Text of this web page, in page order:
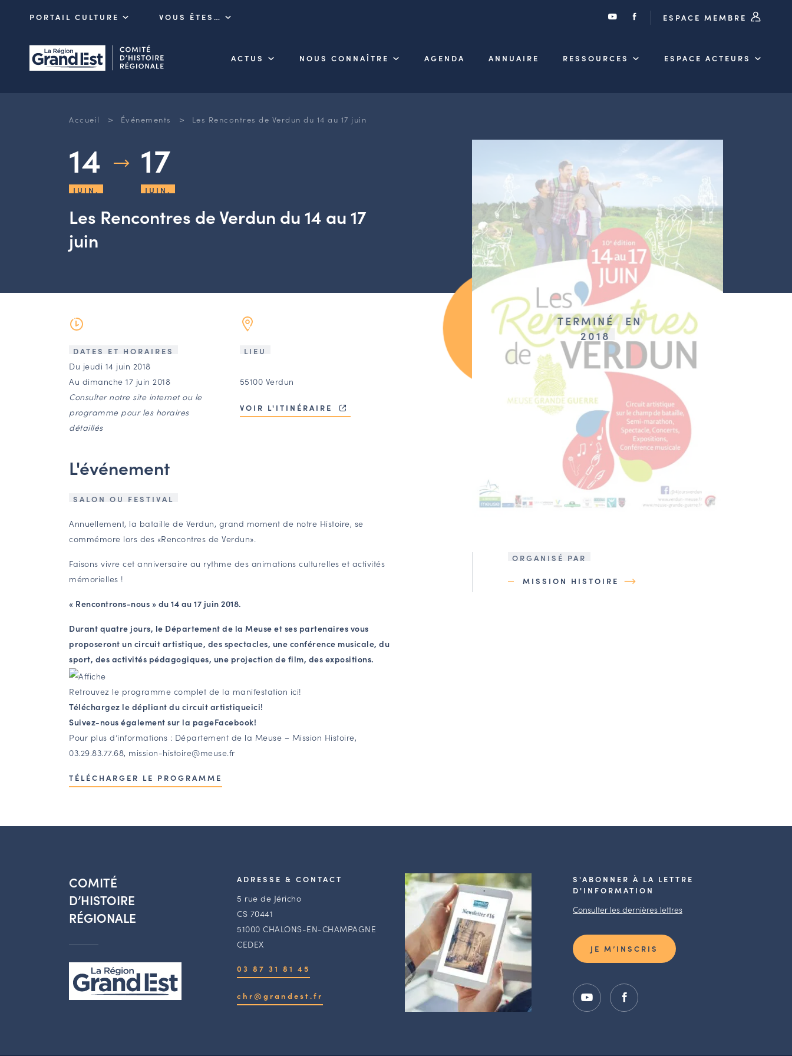
PORTAIL CULTURE VOUS ÊTES… ESPACE MEMBRE
ACTUS NOUS CONNAÎTRE AGENDA ANNUAIRE RESSOURCES ESPACE ACTEURS
Accueil > Événements > Les Rencontres de Verdun du 14 au 17 juin
14
JUIN.
17
JUIN.
Les Rencontres de Verdun du 14 au 17
juin
DATES ET HORAIRES
Du jeudi 14 juin 2018
Au dimanche 17 juin 2018
Consulter notre site internet ou le
programme pour les horaires
détaillés
LIEU
55100 Verdun
VOIR L'ITINÉRAIRE
L'événement
SALON OU FESTIVAL
Annuellement, la bataille de Verdun, grand moment de notre Histoire, se
commémore lors des «Rencontres de Verdun».
Faisons vivre cet anniversaire au rythme des animations culturelles et activités
mémorielles !
« Rencontrons-nous » du 14 au 17 juin 2018.
Durant quatre jours, le Département de la Meuse et ses partenaires vous
proposeront un circuit artistique, des spectacles, une conférence musicale, du
sport, des activités pédagogiques, une projection de film, des expositions.
Retrouvez le programme complet de la manifestation ici!
Téléchargez le dépliant du circuit artistiqueici!
Suivez-nous également sur la pageFacebook!
Pour plus d’informations : Département de la Meuse – Mission Histoire,
03.29.83.77.68, mission-histoire@meuse.fr
TÉLÉCHARGER LE PROGRAMME
TERMINÉ
EN
2018
ORGANISÉ PAR
MISSION HISTOIRE
COMITÉ
D’HISTOIRE
RÉGIONALE
ADRESSE & CONTACT
5 rue de Jéricho
CS 70441
51000 CHALONS-EN-CHAMPAGNE
CEDEX
03 87 31 81 45
chr@grandest.fr
S'ABONNER À LA LETTRE
D'INFORMATION
Consulter les dernières lettres
JE M’INSCRIS